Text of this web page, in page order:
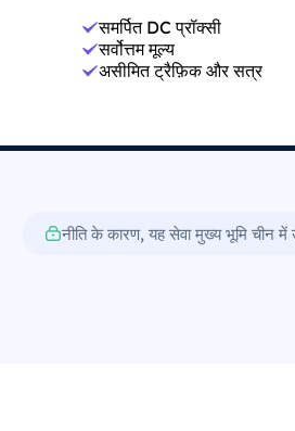
समर्पित DC प्रॉक्सी
सर्वोत्तम मूल्य
असीमित ट्रैफ़िक और सत्र
नीति के कारण, यह सेवा मुख्य भूमि चीन में